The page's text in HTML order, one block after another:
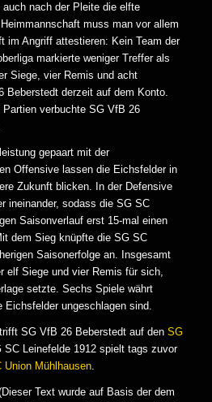
nach der Pleite die elfte
muss man vor allem
im Angriff attestieren: Kein Team der
markierte weniger Treffer als
Siege, vier Remis und acht
Beberstedt derzeit auf dem Konto.
verbuchte SG VfB 26
gepaart mit der
Offensive lassen die Eichsfelder in
Zukunft blicken. In der Defensive
ineinander, sodass die SG SC
Saisonverlauf erst 15-mal einen
dem Sieg knüpfte die SG SC
Saisonerfolge an. Insgesamt
elf Siege und vier Remis für sich,
setzte. Sechs Spiele währt
Eichsfelder ungeschlagen sind.
SG VfB 26 Beberstedt auf den SG
SC Leinefelde 1912 spielt tags zuvor
Union Mühlhausen.
Text wurde auf Basis der dem